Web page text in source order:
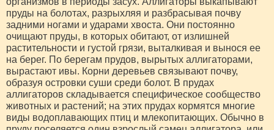
пруды на болотах, разрыхляя и разбрасывая почву
задними ногами и ударами хвоста. Они постоянно
очищают пруды, в которых обитают, от излишней
растительности и густой грязи, выталкивая и вынося ее
на берег. По берегам прудов, вырытых аллигаторами,
вырастают ивы. Корни деревьев связывают почву,
образуя островки суши среди болот. В прудах
аллигаторов складывается специфическое сообщество
животных и растений; на этих прудах кормятся многие
виды водоплавающих птиц и млекопитающих. Обычно в